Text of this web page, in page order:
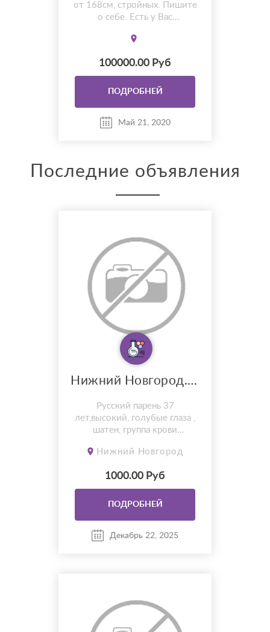
от 168см, стройных. Пишите
о себе. Есть у Вас
surmamapoisk@yandex.ru
100000.00 Руб
ПОДРОБНЕЙ
Май 21, 2020
Последние объявления
Нижний Новгород. Донор 37 лет
Русский парень 37
лет,высокий, голубые глаза ,
шатен, группа крови
вредных привычек. Готов
девушке в рождении ребенка.
Анализы на ИППП,
спермограмма и кариотип на
digital.meet@mail.ru
Нижний Новгород
1000.00 Руб
ПОДРОБНЕЙ
Декабрь 22, 2025